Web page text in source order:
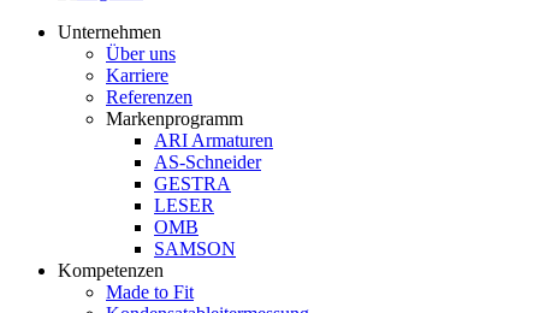
Unternehmen
Über uns
Karriere
Referenzen
Markenprogramm
ARI Armaturen
AS-Schneider
GESTRA
LESER
OMB
SAMSON
Kompetenzen
Made to Fit